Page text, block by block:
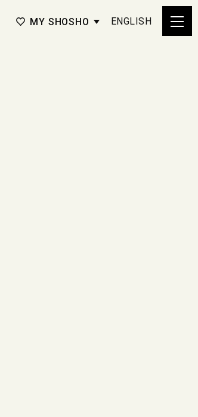
MY SHOSHO ENGLISH